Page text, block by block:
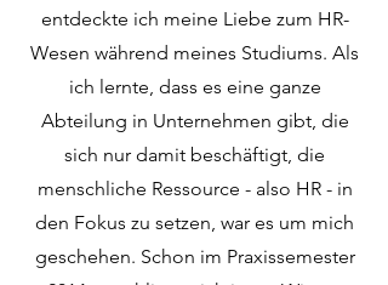
entdeckte ich meine Liebe zum HR-
Wesen während meines Studiums. Als
ich lernte, dass es eine ganze
Abteilung in Unternehmen gibt, die
sich nur damit beschäftigt, die
menschliche Ressource - also HR - in
den Fokus zu setzen, war es um mich
geschehen. Schon im Praxissemester